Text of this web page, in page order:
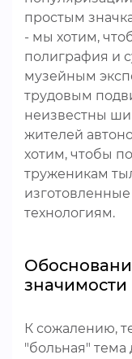
простым
- мы хотим,
полиграфия и
музейным
трудовым
неизвестны
жителей
хотим, чтобы
труженикам
технологиям.
значимости
К сожалению,
"больная" тема